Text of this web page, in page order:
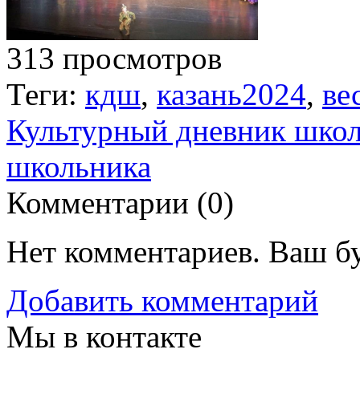
313 просмотров
Теги: кдш, казань2024,
Культурный дневник
школьника
Комментарии (0)
Нет комментариев. Ваш
Добавить комментарий
Мы в контакте